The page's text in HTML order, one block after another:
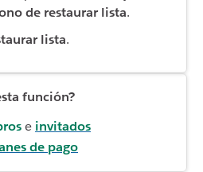
de restaurar lista.
lista.
función?
e invitados
de pago